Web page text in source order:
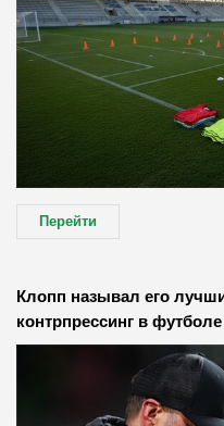
Перейти
Клопп называл его
контрпрессинг в футболе